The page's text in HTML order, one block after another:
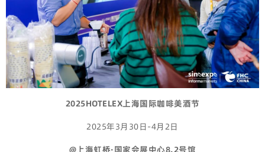
2025HOTELEX上海国际咖啡美酒节
2025年3月30日-4月2日
@上海虹桥·国家会展中心8.2号馆